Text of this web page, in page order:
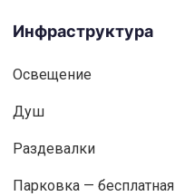
Инфраструктура
Освещениe
Душ
Раздевалки
Парковка — бесплатная